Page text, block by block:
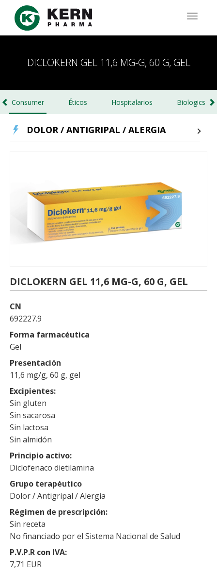
Pasar
contenido
DICLOKERN GEL 11,6 MG-G, 60 G, GEL
Consumer Éticos Hospitalarios Biologics
DOLOR / ANTIGRIPAL / ALERGIA
DICLOKERN GEL 11,6 MG-G, 60 G, GEL
CN
692227.9
Forma farmacéutica
Gel
Presentación
11,6 mg/g, 60 g, gel
Excipientes
Sin gluten
Sin sacarosa
Sin lactosa
Sin almidón
Principio activo
Diclofenaco dietilamina
Grupo terapéutico
Dolor / Antigripal / Alergia
Régimen de prescripción
Sin receta
No financiado por el Sistema Nacional de Salud
P.V.P.R con IVA
7,71 EUR